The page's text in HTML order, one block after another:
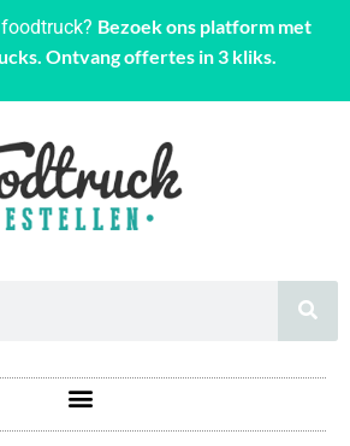
Bezoek ons platform met
Ontvang offertes in 3 kliks.